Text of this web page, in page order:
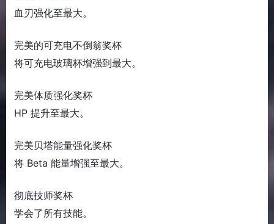
血刃强化至最大。
完美的可充电不倒翁奖杯
将可充电玻璃杯增强到最大。
完美体质强化奖杯
HP 提升至最大。
完美贝塔能量强化奖杯
将 Beta 能量增强至最大。
彻底技师奖杯
学会了所有技能。